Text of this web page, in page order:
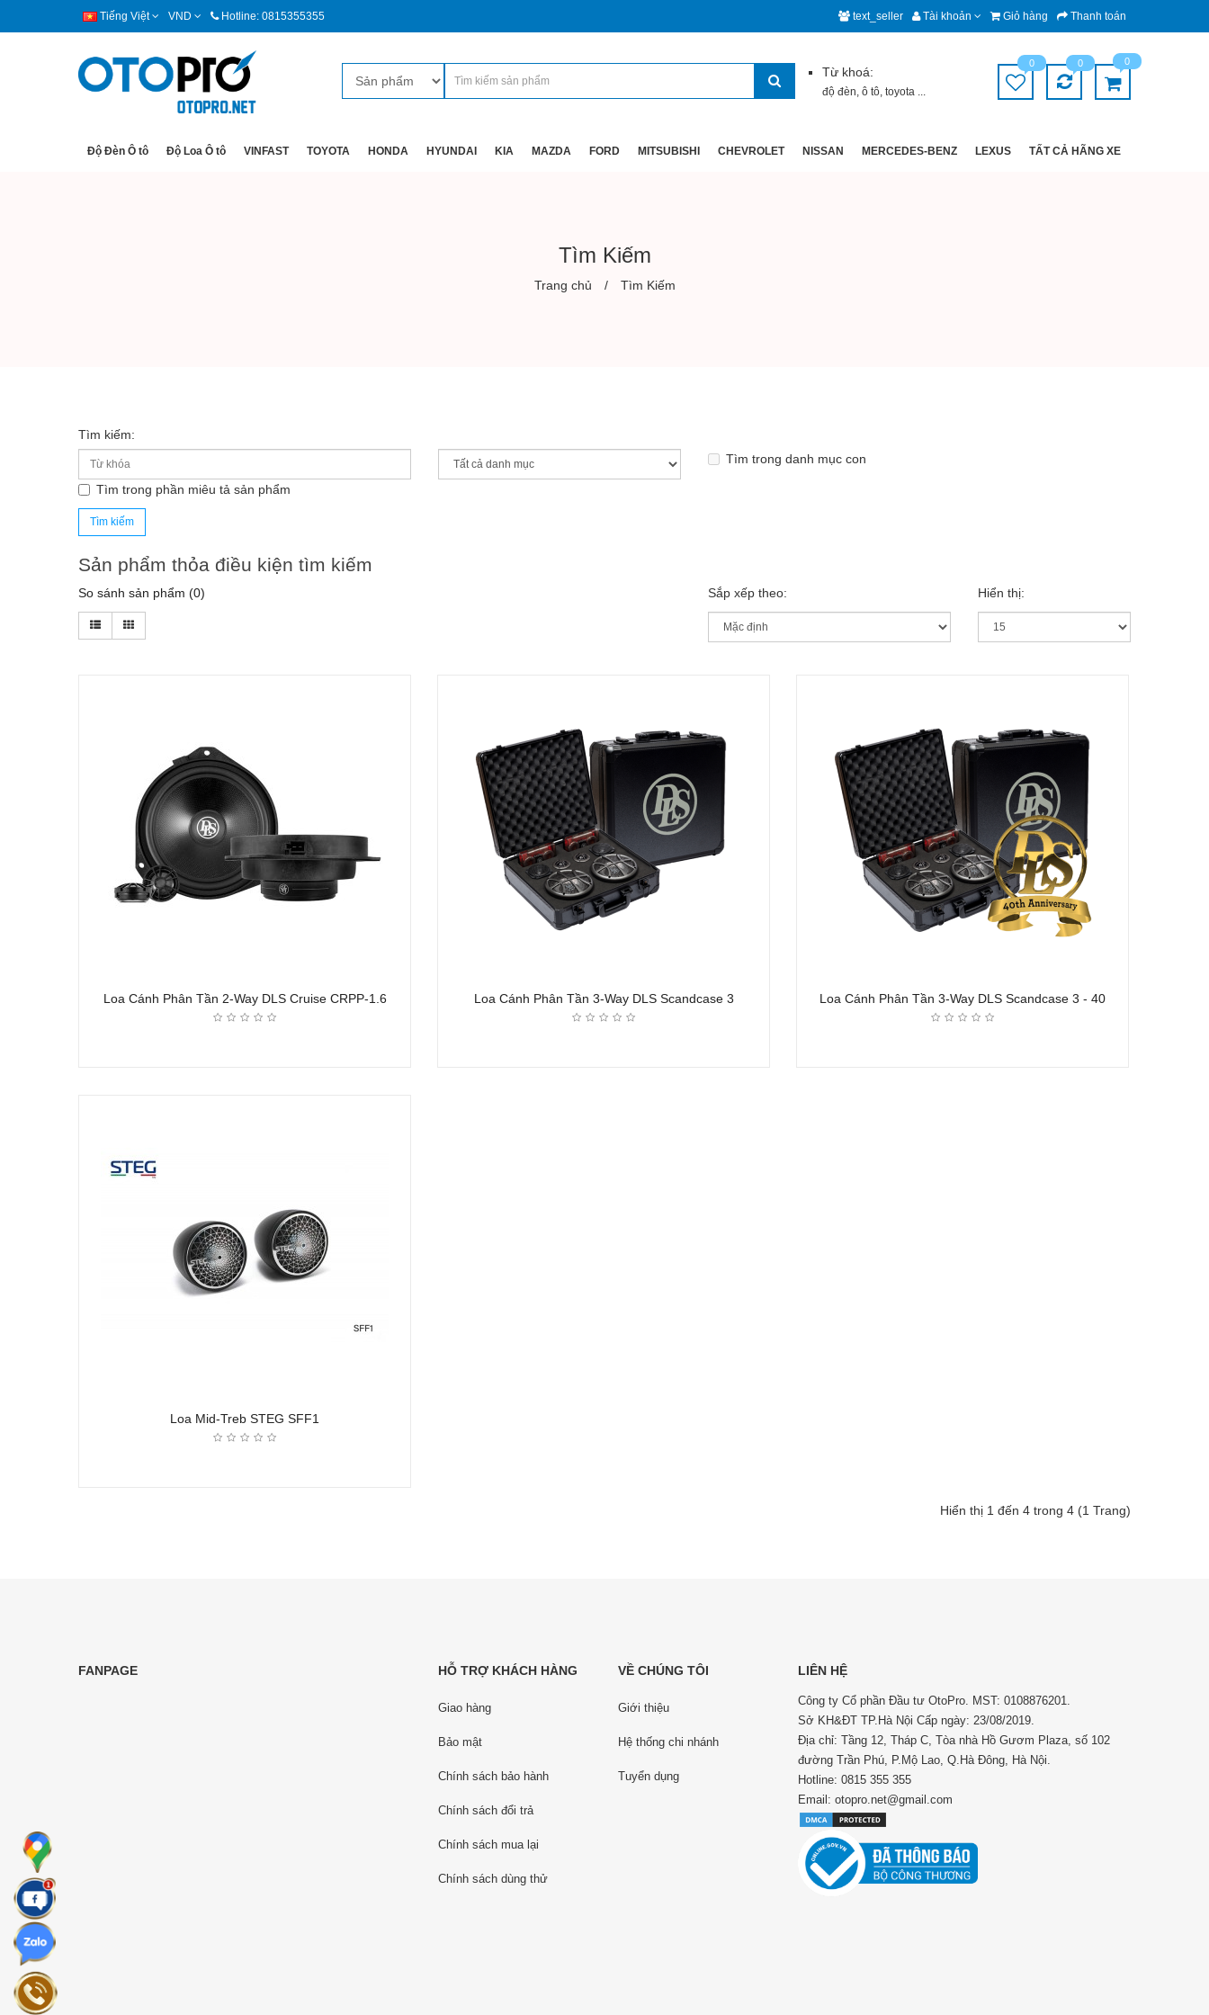
Tiếng Việt VND Hotline: 0815355355 text_seller Tài khoản Giỏ hàng Thanh toán
Từ khoá:
độ đèn, ô tô, toyota ...
0 0 0
Độ Đèn Ô tô Độ Loa Ô tô VINFAST TOYOTA HONDA HYUNDAI KIA MAZDA FORD MITSUBISHI CHEVROLET NISSAN MERCEDES-BENZ LEXUS TẤT CẢ HÃNG XE
Tìm Kiếm
Trang chủ Tìm Kiếm
Tìm kiếm:
Tìm trong danh mục con
Tìm trong phần miêu tả sản phẩm
Sản phẩm thỏa điều kiện tìm kiếm
So sánh sản phẩm (0) Sắp xếp theo: Hiển thị:
Loa Cánh Phân Tần 2-Way DLS Cruise CRPP-1.6 Loa Cánh Phân Tần 3-Way DLS Scandcase 3 Loa Cánh Phân Tần 3-Way DLS Scandcase 3 - 40
Loa Mid-Treb STEG SFF1
Hiển thị 1 đến 4 trong 4 (1 Trang)
FANPAGE HỖ TRỢ KHÁCH HÀNG
Giao hàng
Bảo mật
Chính sách bảo hành
Chính sách đổi trả
Chính sách mua lại
Chính sách dùng thử
VỀ CHÚNG TÔI
Giới thiệu
Hệ thống chi nhánh
Tuyển dụng
LIÊN HỆ
Công ty Cổ phần Đầu tư OtoPro. MST: 0108876201.
Sở KH&ĐT TP.Hà Nội Cấp ngày: 23/08/2019.
Địa chỉ: Tầng 12, Tháp C, Tòa nhà Hồ Gươm Plaza, số 102
đường Trần Phú, P.Mộ Lao, Q.Hà Đông, Hà Nội.
Hotline: 0815 355 355
Email: otopro.net@gmail.com